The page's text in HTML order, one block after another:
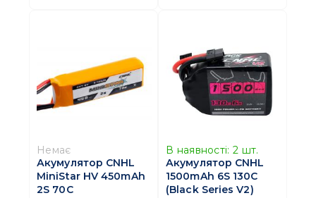
Немає
Акумулятор CNHL
MiniStar HV 450mAh
2S 70C
В наявності: 2 шт.
Акумулятор CNHL
1500mAh 6S 130C
(Black Series V2)